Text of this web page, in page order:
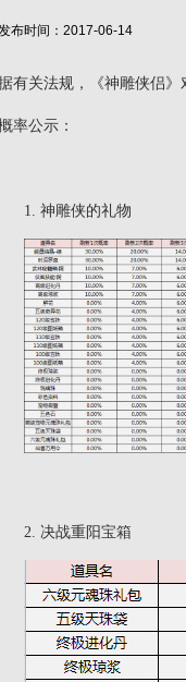
布时间：2017-06-14
有关法规，《神雕侠侣
率公示：
1. 神雕侠的礼物
2. 决战重阳宝箱